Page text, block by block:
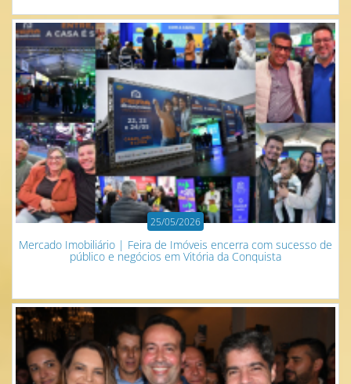
25/05/2026
Mercado Imobiliário | Feira de Imóveis encerra com sucesso de
público e negócios em Vitória da Conquista